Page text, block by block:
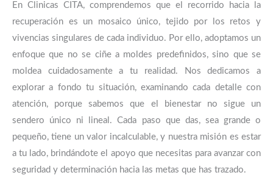
CONTACTAR
En Clinicas CITA, comprendemos que el recorrido hacia la
recuperación es un mosaico único, tejido por los retos y
vivencias singulares de cada individuo. Por ello, adoptamos un
enfoque que no se ciñe a moldes predefinidos, sino que se
moldea cuidadosamente a tu realidad. Nos dedicamos a
explorar a fondo tu situación, examinando cada detalle con
atención, porque sabemos que el bienestar no sigue un
sendero único ni lineal. Cada paso que das, sea grande o
pequeño, tiene un valor incalculable, y nuestra misión es estar
a tu lado, brindándote el apoyo que necesitas para avanzar con
seguridad y determinación hacia las metas que has trazado.